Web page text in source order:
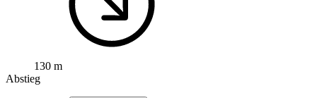
130 m
Abstieg